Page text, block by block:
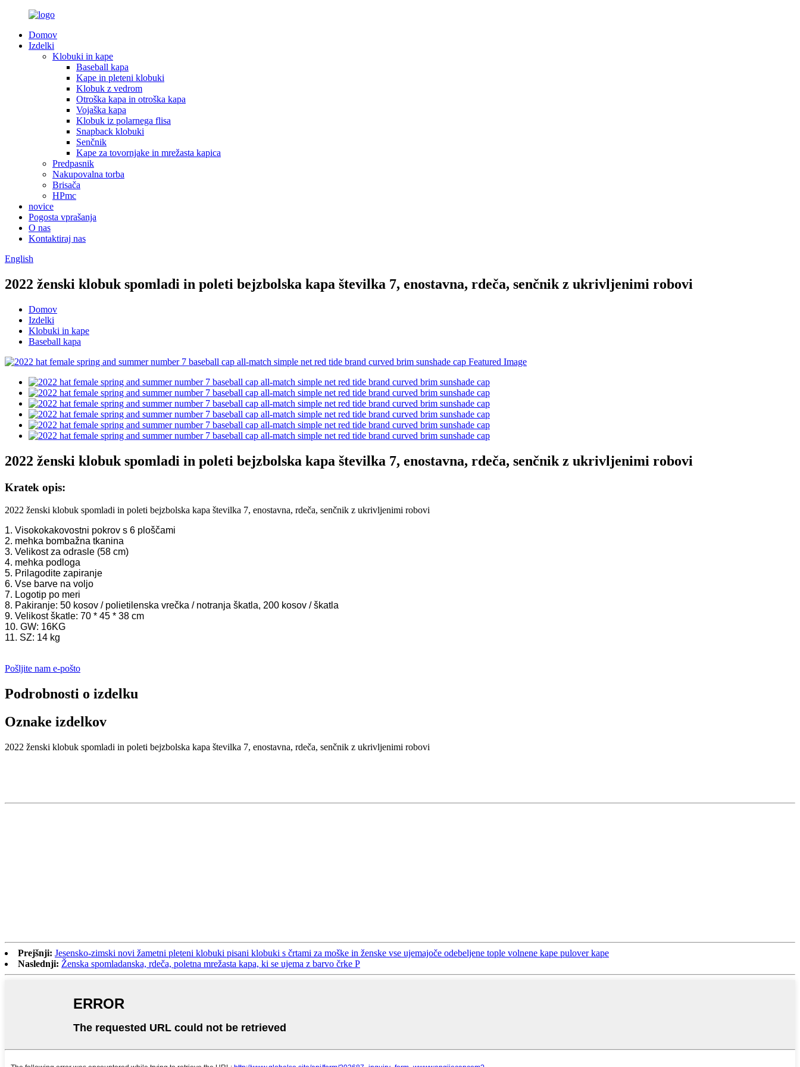
Domov
Izdelki
Klobuki in kape
Baseball kapa
Kape in pleteni klobuki
Klobuk z vedrom
Otroška kapa in otroška kapa
Vojaška kapa
Klobuk iz polarnega flisa
Snapback klobuki
Senčnik
Kape za tovornjake in mrežasta kapica
Predpasnik
Nakupovalna torba
Brisača
HPmc
novice
Pogosta vprašanja
O nas
Kontaktiraj nas
English
2022 ženski klobuk spomladi in poleti bejzbolska kapa številka 7, enostavna, rdeča, senčnik z ukrivljenimi robovi
Domov
Izdelki
Klobuki in kape
Baseball kapa
2022 ženski klobuk spomladi in poleti bejzbolska kapa številka 7, enostavna, rdeča, senčnik z ukrivljenimi robovi
Kratek opis:
2022 ženski klobuk spomladi in poleti bejzbolska kapa številka 7, enostavna, rdeča, senčnik z ukrivljenimi robovi
1. Visokokakovostni pokrov s 6 ploščami
2. mehka bombažna tkanina
3. Velikost za odrasle (58 cm)
4. mehka podloga
5. Prilagodite zapiranje
6. Vse barve na voljo
7. Logotip po meri
8. Pakiranje: 50 kosov / polietilenska vrečka / notranja škatla, 200 kosov / škatla
9. Velikost škatle: 70 * 45 * 38 cm
10. GW: 16KG
11. SZ: 14 kg
Pošljite nam e-pošto
Podrobnosti o izdelku
Oznake izdelkov
2022 ženski klobuk spomladi in poleti bejzbolska kapa številka 7, enostavna, rdeča, senčnik z ukrivljenimi robovi
Prejšnji: Jesensko-zimski novi žametni pleteni klobuki pisani klobuki s črtami za moške in ženske vse ujemajoče odebeljene tople volnene kape pulover kape
Naslednji: Ženska spomladanska, rdeča, poletna mrežasta kapa, ki se ujema z barvo črke P